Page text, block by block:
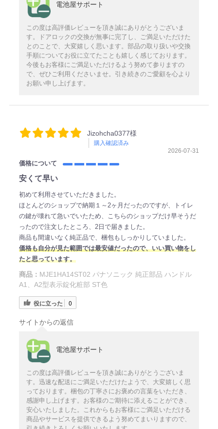
電池屋サポート
この度は高評価レビューを頂き誠にありがとうございま
す。ドアロックの交換が無事に完了し、ご満足いただけた
とのことで、大変嬉しく思います。部品の取り扱いや交換
手順についてお役に立てたことも嬉しく感じております。
今後もお客様にご満足いただけるよう努めて参りますの
で、ぜひご利用くださいませ。引き続きのご愛顧を心より
お願い申し上げます。
Jizohcha0377様
購入確認済み
2026-07-31
価格について
安くて早い
初めて利用させていただきました。
ほとんどのショップで納期１～2ヶ月だったのですが、トイレ
の鍵が壊れて急いでいたため、こちらのショップだけ早そうだ
ったので注文したところ、2日で届きました。
商品も間違いなく純正品で、梱包もしっかりしていました。
価格も自分が見た範囲では最安値だったので、いい買い物をし
たと思っています。
商品： MJE1HA14ST02 パナソニック 純正部品 ハンドル
A1、A2型表示錠化粧部 ST色
役に立った 0
サイトからの返信
電池屋サポート
この度は高評価レビューを頂き誠にありがとうございま
す。迅速な配送にご満足いただけたようで、大変嬉しく思
っております。梱包の丁寧さにお褒めの言葉をいただき、
感謝申し上げます。お客様のご期待に添えることができ、
安心いたしました。これからもお客様にご満足いただける
商品やサービスを提供できるよう努めてまいりますので、